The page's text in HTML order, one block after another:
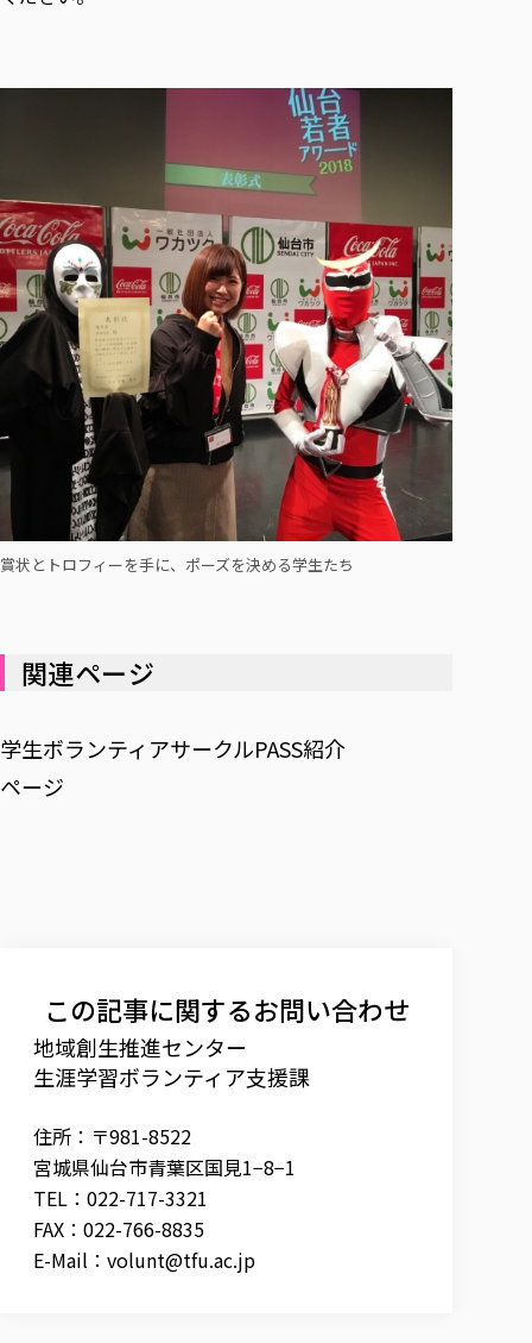
社会人学生の育児支援（一時預かり）
スポーツ傷害保険
賞状とトロフィーを手に、ポーズを決める学生たち
関連ページ
学生ボランティアサークルPASS紹介
ページ
この記事に関するお問い合わせ
地域創生推進センター
生涯学習ボランティア支援課
住所：〒981-8522
宮城県仙台市青葉区国見1−8−1
TEL：022-717-3321
FAX：022-766-8835
E-Mail： volunt@tfu.ac.jp